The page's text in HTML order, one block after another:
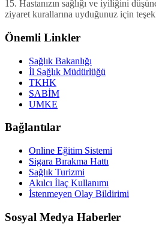
15. Hastanızın sağlığı ve iyiliğini
ziyaret kurallarına uyduğunuz için
Önemli Linkler
Sağlık Bakanlığı
İl Sağlık Müdürlüğü
TKHK
SABİM
UMKE
Bağlantılar
Online Eğitim Sistemi
Sigara Bırakma Hattı
Sağlık Turizmi
Akılcı İlaç Kullanımı
İstenmeyen Olay Bildirimi
Sosyal Medya Haberler